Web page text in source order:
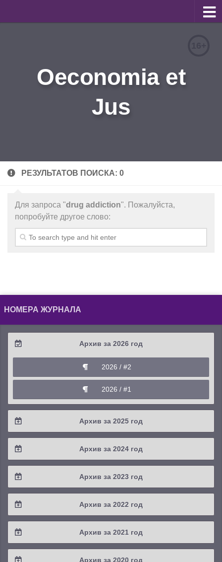
Для авторов
Архив
Oeconomia et
Jus
РЕЗУЛЬТАТОВ ПОИСКА: 0
Для запроса "drug addiction". Пожалуйста,
попробуйте другое слово:
НОМЕРА ЖУРНАЛА
Архив за 2026 год
2026 / #2
2026 / #1
Архив за 2025 год
2025 / #4
2025 / #3
2025 / #1
Архив за 2024 год
2024 / #4
2024 / #3
2024 / #1
Архив за 2023 год
2023 / #4
2023 / #3
Архив за 2022 год
2022 / #4
2022 / #3
Архив за 2021 год
2021 / #4
Архив за 2020 год